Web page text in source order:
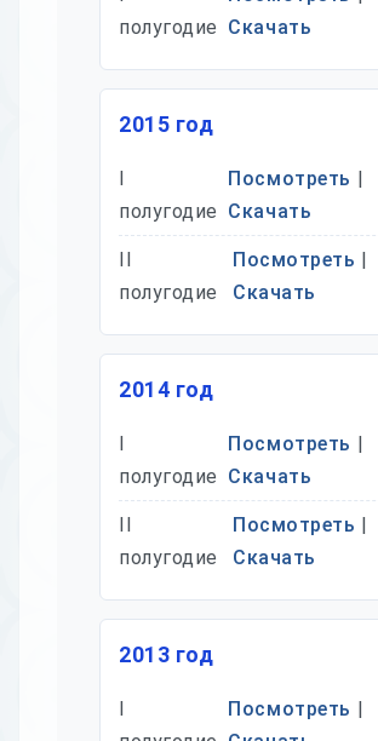
полугодие Скачать
2015 год
I
полугодие
Посмотреть |
Скачать
II
полугодие
Посмотреть |
Скачать
2014 год
I
полугодие
Посмотреть |
Скачать
II
полугодие
Посмотреть |
Скачать
2013 год
I
Посмотреть |